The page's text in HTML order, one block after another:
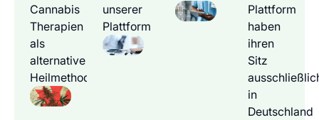
Cannabis
Therapien
als
alternative
Heilmethode
unserer
Plattform
Plattform
haben
ihren
Sitz
in
Deutschland